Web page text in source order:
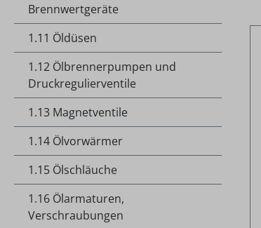
Brennwertgeräte
1.11 Öldüsen
1.12 Ölbrennerpumpen und
Druckregulierventile
1.13 Magnetventile
1.14 Ölvorwärmer
1.15 Ölschläuche
1.16 Ölarmaturen,
Verschraubungen